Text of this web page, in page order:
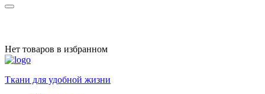
Нет товаров в избранном
Ткани для удобной жизни